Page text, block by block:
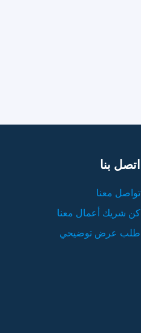
اتصل بنا
تواصل معنا
كن شريك أعمال معنا
طلب عرض توضيحي